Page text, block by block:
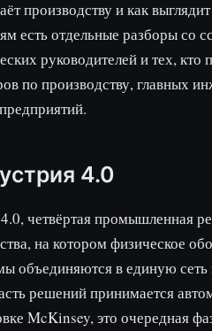
производству и как
есть отдельные разборы со
руководителей и тех,
по производству, главных
4.0
четвёртая промышленная
на котором физическое
объединяются в единую
решений принимается
McKinsey, это очередная